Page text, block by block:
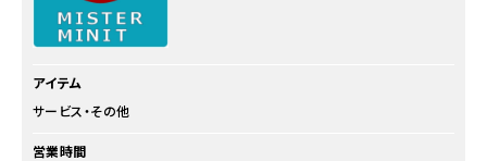
アイテム
サービス・その他
営業時間